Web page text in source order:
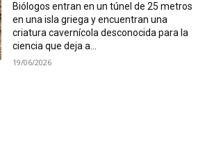
Biólogos entran en un túnel de 25 metros
en una isla griega y encuentran una
criatura cavernícola desconocida para la
ciencia que deja a...
19/06/2026